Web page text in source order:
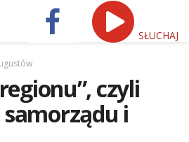
SŁUCHAJ
czyli
samorządu i